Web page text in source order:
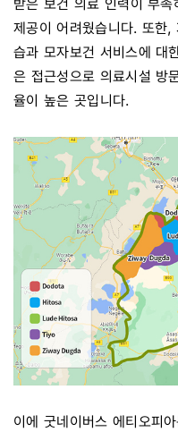
제공이 어려웠습니다. 또한,
습과 모자보건 서비스에 대
은 접근성으로 의료시설 방
율이 높은 곳입니다.
이에 굿네이버스 에티오피